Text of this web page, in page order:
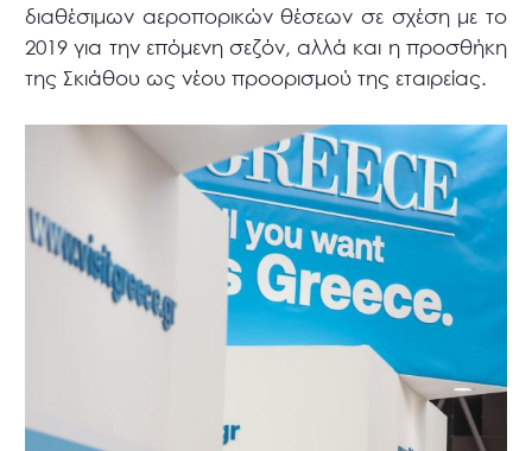
διαθέσιμων αεροπορικών θέσεων σε σχέση με το
2019 για την επόμενη σεζόν, αλλά και η προσθήκη
της Σκιάθου ως νέου προορισμού της εταιρείας.